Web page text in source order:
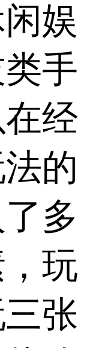
娱
手
经
的
多
玩
张